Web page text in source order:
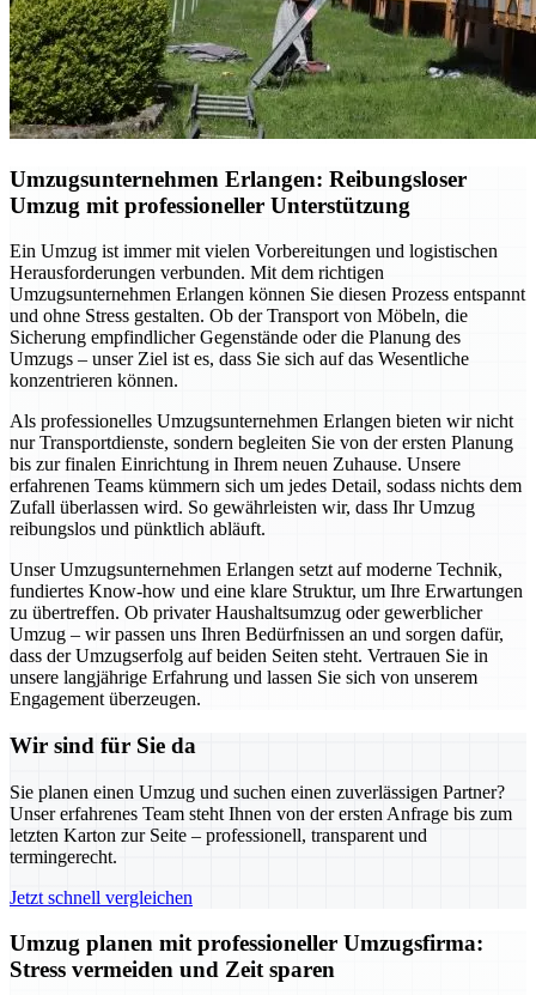
Umzugsunternehmen Erlangen: Reibungsloser
Umzug mit professioneller Unterstützung
Ein Umzug ist immer mit vielen Vorbereitungen und logistischen
Herausforderungen verbunden. Mit dem richtigen
Umzugsunternehmen Erlangen können Sie diesen Prozess entspannt
und ohne Stress gestalten. Ob der Transport von Möbeln, die
Sicherung empfindlicher Gegenstände oder die Planung des
Umzugs – unser Ziel ist es, dass Sie sich auf das Wesentliche
konzentrieren können.
Als professionelles Umzugsunternehmen Erlangen bieten wir nicht
nur Transportdienste, sondern begleiten Sie von der ersten Planung
bis zur finalen Einrichtung in Ihrem neuen Zuhause. Unsere
erfahrenen Teams kümmern sich um jedes Detail, sodass nichts dem
Zufall überlassen wird. So gewährleisten wir, dass Ihr Umzug
reibungslos und pünktlich abläuft.
Unser Umzugsunternehmen Erlangen setzt auf moderne Technik,
fundiertes Know-how und eine klare Struktur, um Ihre Erwartungen
zu übertreffen. Ob privater Haushaltsumzug oder gewerblicher
Umzug – wir passen uns Ihren Bedürfnissen an und sorgen dafür,
dass der Umzugserfolg auf beiden Seiten steht. Vertrauen Sie in
unsere langjährige Erfahrung und lassen Sie sich von unserem
Engagement überzeugen.
Wir sind für Sie da
Sie planen einen Umzug und suchen einen zuverlässigen Partner?
Unser erfahrenes Team steht Ihnen von der ersten Anfrage bis zum
letzten Karton zur Seite – professionell, transparent und
termingerecht.
Jetzt schnell vergleichen
Umzug planen mit professioneller Umzugsfirma:
Stress vermeiden und Zeit sparen